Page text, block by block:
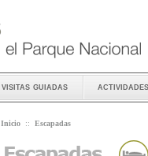
visitas guiadas actividades
Inicio :: Escapadas